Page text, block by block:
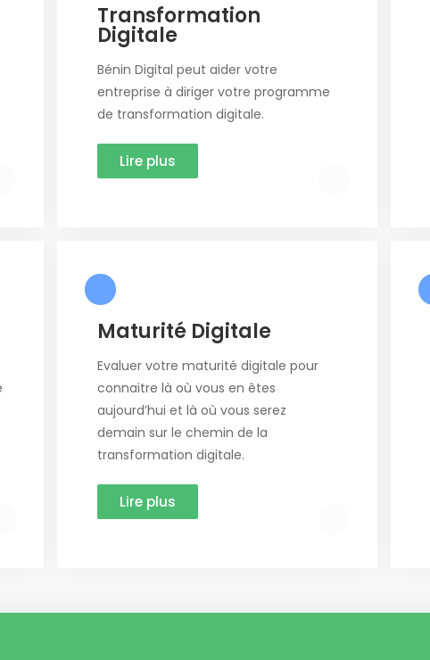
Transformation
Digitale
Bénin Digital peut aider votre
entreprise à diriger votre programme
de transformation digitale.
Lire plus
Maturité Digitale
Evaluer votre maturité digitale pour
connaitre là où vous en êtes
aujourd’hui et là où vous serez
demain sur le chemin de la
transformation digitale.
Lire plus